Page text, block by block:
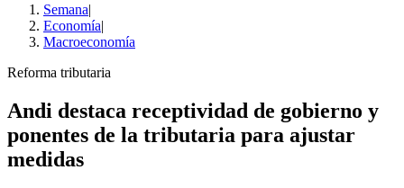
Semana|
Economía|
Macroeconomía
Reforma tributaria
Andi destaca receptividad de gobierno y
ponentes de la tributaria para ajustar
medidas